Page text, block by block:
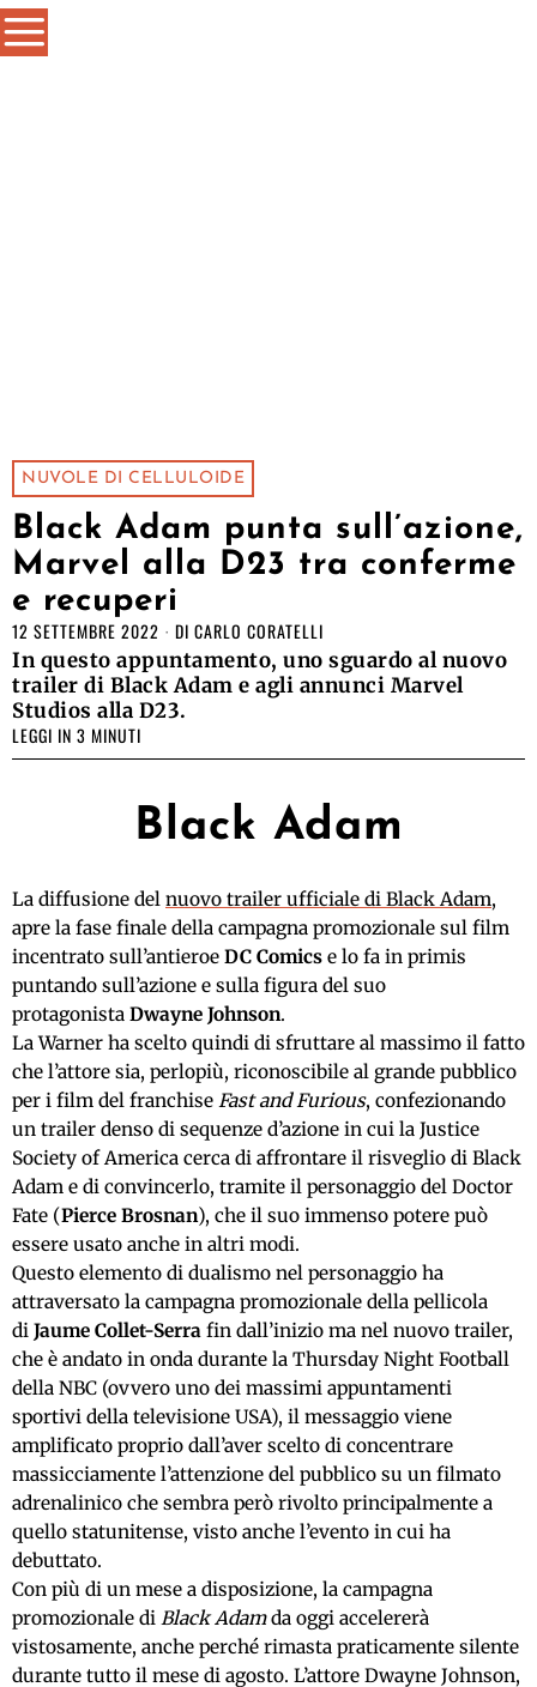
NUVOLE DI CELLULOIDE
Black Adam punta sull’azione,
Marvel alla D23 tra conferme
e recuperi
12 SETTEMBRE 2022 DI CARLO CORATELLI
In questo appuntamento, uno sguardo al nuovo
trailer di Black Adam e agli annunci Marvel
Studios alla D23.
LEGGI IN 3 MINUTI
Black Adam
La diffusione del nuovo trailer ufficiale di Black Adam,
apre la fase finale della campagna promozionale sul film
incentrato sull’antieroe DC Comics e lo fa in primis
puntando sull’azione e sulla figura del suo
protagonista Dwayne Johnson.
La Warner ha scelto quindi di sfruttare al massimo il fatto
che l’attore sia, perlopiù, riconoscibile al grande pubblico
per i film del franchise Fast and Furious, confezionando
un trailer denso di sequenze d’azione in cui la Justice
Society of America cerca di affrontare il risveglio di Black
Adam e di convincerlo, tramite il personaggio del Doctor
Fate (Pierce Brosnan), che il suo immenso potere può
essere usato anche in altri modi.
Questo elemento di dualismo nel personaggio ha
attraversato la campagna promozionale della pellicola
di Jaume Collet-Serra fin dall’inizio ma nel nuovo trailer,
che è andato in onda durante la Thursday Night Football
della NBC (ovvero uno dei massimi appuntamenti
sportivi della televisione USA), il messaggio viene
amplificato proprio dall’aver scelto di concentrare
massicciamente l’attenzione del pubblico su un filmato
adrenalinico che sembra però rivolto principalmente a
quello statunitense, visto anche l’evento in cui ha
debuttato.
Con più di un mese a disposizione, la campagna
promozionale di Black Adamda oggi accelererà
vistosamente, anche perché rimasta praticamente silente
durante tutto il mese di agosto. L’attore Dwayne Johnson,